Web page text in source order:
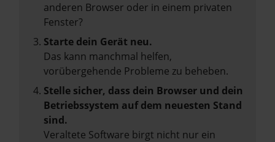
anderen Browser oder in einem privaten
Fenster?
Starte dein Gerät neu.
Das kann manchmal helfen,
vorübergehende Probleme zu beheben.
Stelle sicher, dass dein Browser und dein
Betriebssystem auf dem neuesten Stand
sind.
Veraltete Software birgt nicht nur ein